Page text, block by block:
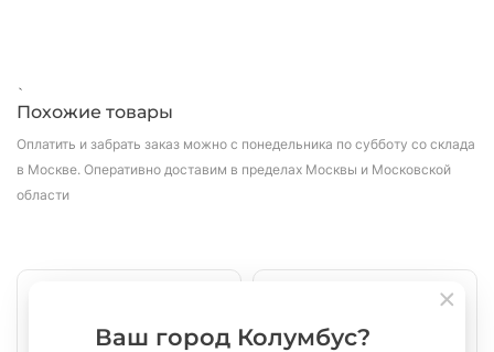
`
Похожие товары
Оплатить и забрать заказ можно с понедельника по субботу со склада
в Москве. Оперативно доставим в пределах Москвы и Московской
области
Ваш город Колумбус?